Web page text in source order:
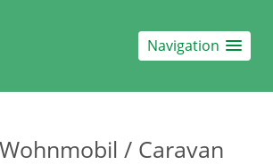
Navigation
/ Caravan